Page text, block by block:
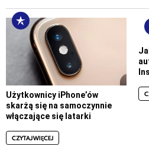
Użytkownicy iPhone’ów
skarżą się na samoczynnie
włączające się latarki
CZYTAJ WIĘCEJ